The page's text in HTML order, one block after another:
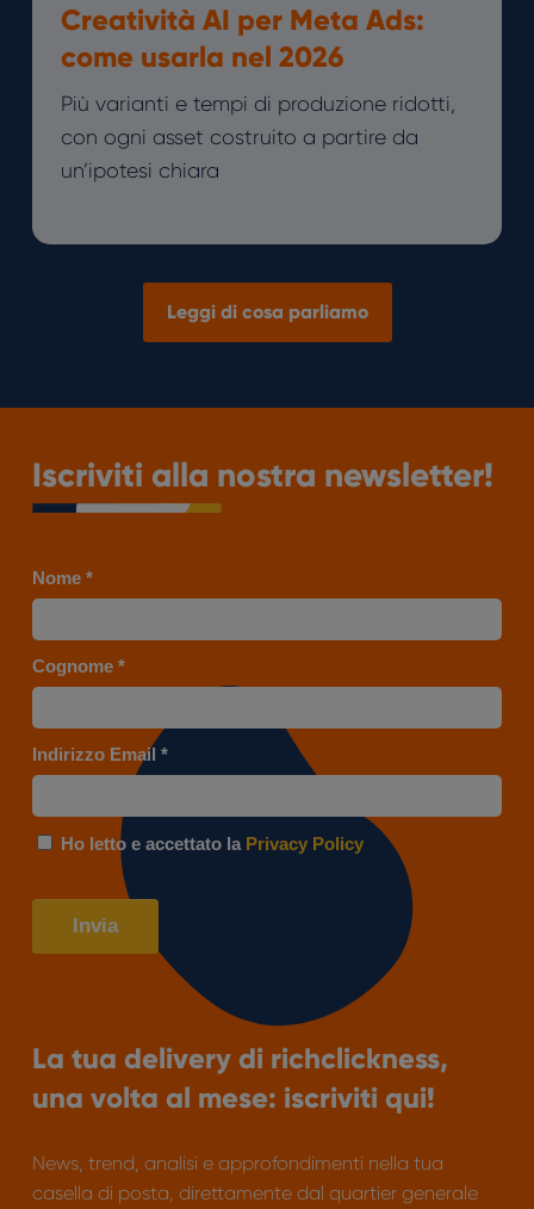
Creatività AI per Meta Ads:
come usarla nel 2026
Più varianti e tempi di produzione ridotti,
con ogni asset costruito a partire da
un’ipotesi chiara
Leggi di cosa parliamo
Iscriviti alla nostra newsletter!
La tua delivery di richclickness,
una volta al mese: iscriviti qui!
News, trend, analisi e approfondimenti nella tua
casella di posta, direttamente dal quartier generale